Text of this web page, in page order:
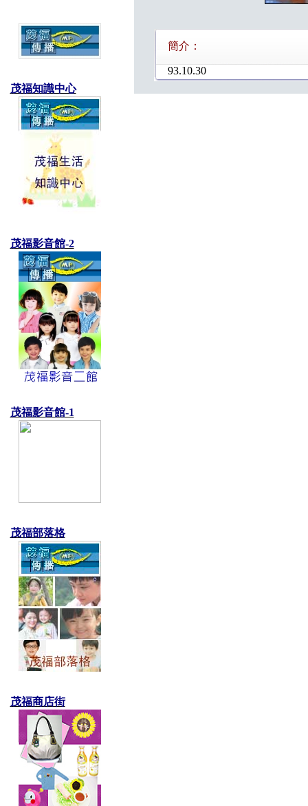
茂福知識中心
茂福影音館-2
茂福影音館-1
茂福部落格
茂福商店街
簡介：
93.10.30